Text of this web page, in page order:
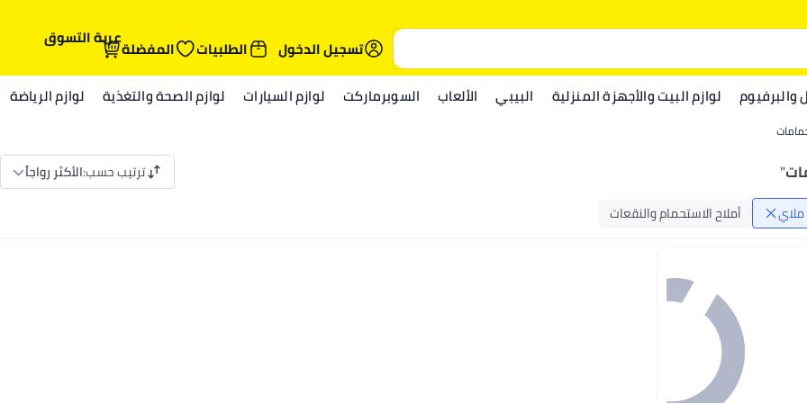
تسجيل الدخول
الطلبيات المفضلةعربة التسوق
والبرفيوم لوازم البيت والأجهزة المنزلية البيبي الألعاب السوبرماركت لوازم السيارات لوازم الصحة والتغذية لوازم الرياضة
" ترتيب حسب:الأكثر رواجاً
ملاي أملاح الاستحمام والنقعات